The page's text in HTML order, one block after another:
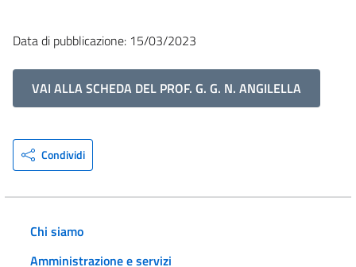
Data di pubblicazione: 15/03/2023
VAI ALLA SCHEDA DEL PROF. G. G. N. ANGILELLA
Condividi
Chi siamo
Amministrazione e servizi